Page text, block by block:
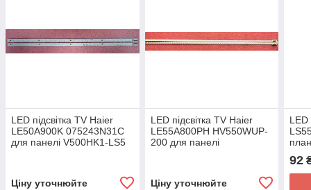
LED підсвітка TV Haier
LE50A900K 075243N31C
для панелі V500HK1-LS5
Ціну уточнюйте
LED підсвітка TV Haier
LE55A800PH HV550WUP-
200 для панелі
Ціну уточнюйте
LED
92